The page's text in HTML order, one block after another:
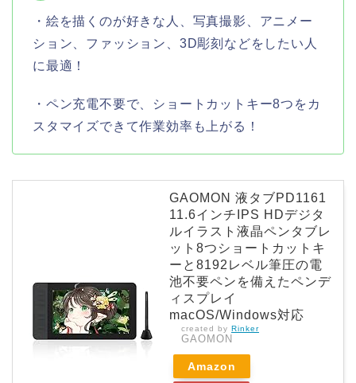
・絵を描くのが好きな人、写真撮影、アニメー
ション、ファッション、3D彫刻などをしたい人
に最適！
・ペン充電不要で、ショートカットキー8つをカ
スタマイズできて作業効率も上がる！
GAOMON 液タブPD1161
11.6インチIPS HDデジタ
ルイラスト液晶ペンタブレ
ット8つショートカットキ
ーと8192レベル筆圧の電
池不要ペンを備えたペンデ
ィスプレイ
macOS/Windows対応
created by Rinker
GAOMON
Amazon